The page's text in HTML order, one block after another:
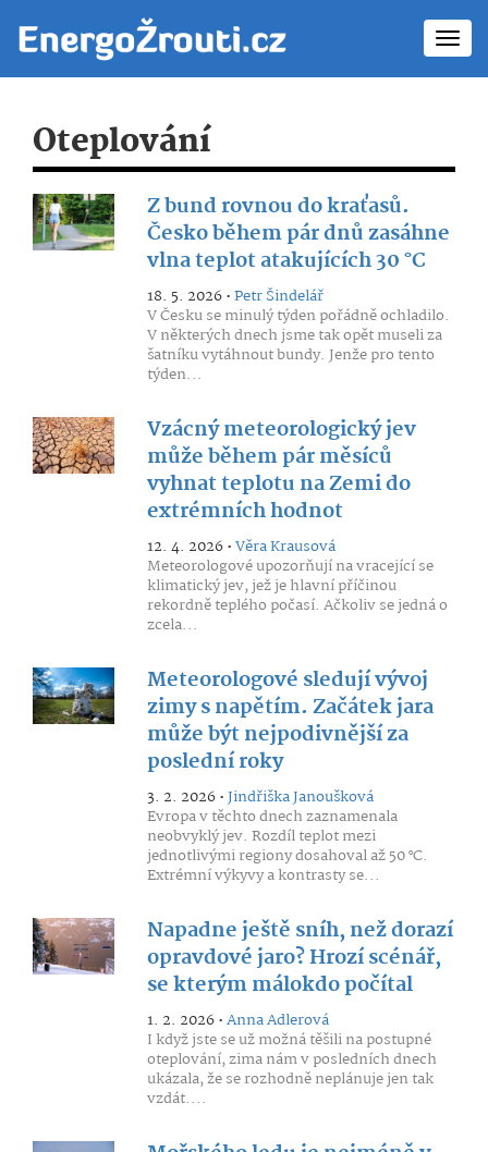
Oteplování
Z bund rovnou do kraťasů.
Česko během pár dnů zasáhne
vlna teplot atakujících 30 °C
18. 5. 2026 •Petr Šindelář
V Česku se minulý týden pořádně ochladilo.
V některých dnech jsme tak opět museli za
šatníku vytáhnout bundy. Jenže pro tento
týden...
Vzácný meteorologický jev
může během pár měsíců
vyhnat teplotu na Zemi do
extrémních hodnot
12. 4. 2026 •Věra Krausová
Meteorologové upozorňují na vracející se
klimatický jev, jež je hlavní příčinou
rekordně teplého počasí. Ačkoliv se jedná o
zcela...
Meteorologové sledují vývoj
zimy s napětím. Začátek jara
může být nejpodivnější za
poslední roky
3. 2. 2026 •Jindřiška Janoušková
Evropa v těchto dnech zaznamenala
neobvyklý jev. Rozdíl teplot mezi
jednotlivými regiony dosahoval až 50 °C.
Extrémní výkyvy a kontrasty se...
Napadne ještě sníh, než dorazí
opravdové jaro? Hrozí scénář,
se kterým málokdo počítal
1. 2. 2026 •Anna Adlerová
I když jste se už možná těšili na postupné
oteplování, zima nám v posledních dnech
ukázala, že se rozhodně neplánuje jen tak
vzdát....